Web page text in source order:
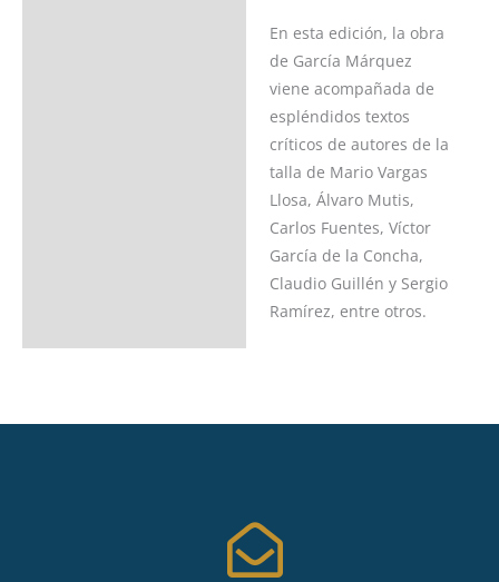
En esta edición, la obra
de García Márquez
viene acompañada de
espléndidos textos
críticos de autores de la
talla de Mario Vargas
Llosa, Álvaro Mutis,
Carlos Fuentes, Víctor
García de la Concha,
Claudio Guillén y Sergio
Ramírez, entre otros.